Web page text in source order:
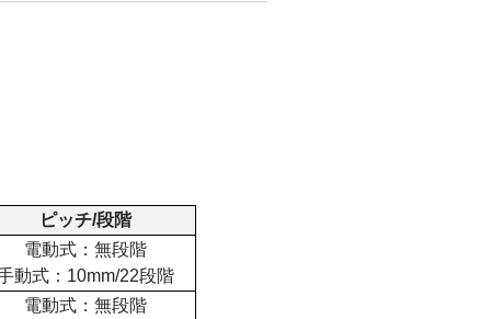
ピッチ/段階
電動式：無段階
動式： 10mm/22段階
電動式：無段階